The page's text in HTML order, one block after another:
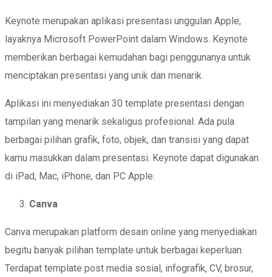
Keynote merupakan aplikasi presentasi unggulan Apple,
layaknya Microsoft PowerPoint dalam Windows. Keynote
memberikan berbagai kemudahan bagi penggunanya untuk
menciptakan presentasi yang unik dan menarik.
Aplikasi ini menyediakan 30 template presentasi dengan
tampilan yang menarik sekaligus profesional. Ada pula
berbagai pilihan grafik, foto, objek, dan transisi yang dapat
kamu masukkan dalam presentasi. Keynote dapat digunakan
di iPad, Mac, iPhone, dan PC Apple.
Canva
Canva merupakan platform desain online yang menyediakan
begitu banyak pilihan template untuk berbagai keperluan.
Terdapat template post media sosial, infografik, CV, brosur,